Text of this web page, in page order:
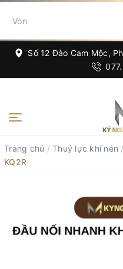
Số 12 Đào Cam Mộc,
Trang chủ / Thuỷ lực khí nén
KQ2R